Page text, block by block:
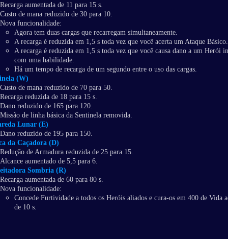
Recarga aumentada de 11 para 15 s.
Custo de mana reduzido de 30 para 10.
Nova funcionalidade:
Agora tem duas cargas que recarregam simultaneamente.
A recarga é reduzida em 1,5 s toda vez que você acerta um Ataque Básico.
A recarga é reduzida em 1,5 s toda vez que você causa dano a um Herói
com uma habilidade.
Há um tempo de recarga de um segundo entre o uso das cargas.
(W)
Custo de mana reduzido de 70 para 50.
Recarga reduzida de 18 para 15 s.
Dano reduzido de 165 para 120.
Missão de linha básica da Sentinela removida.
Lunar (E)
Dano reduzido de 195 para 150.
da Caçadora (D)
Redução de Armadura reduzida de 25 para 15.
Alcance aumentado de 5,5 para 6.
Sombria (R)
Recarga aumentada de 60 para 80 s.
Nova funcionalidade:
Concede Furtividade a todos os Heróis aliados e cura-os em 400 de Vida
de 10 s.